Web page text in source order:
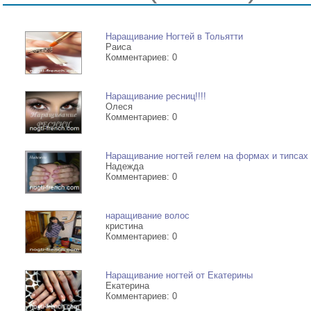
наращивание ........100 руб.
-->
Наращивание Ногтей в Тольятти
Раиса
Комментариев: 0
Наращивание ресниц!!!!
Олеся
Комментариев: 0
Наращивание ногтей гелем на формах и типсах
Надежда
Комментариев: 0
наращивание волос
кристина
Комментариев: 0
Наращивание ногтей от Екатерины
Екатерина
Комментариев: 0